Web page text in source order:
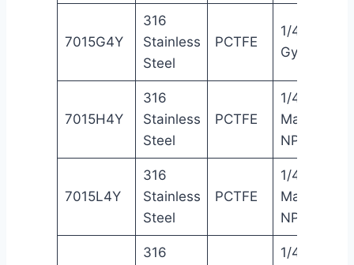
7015G4Y
316
Stainless
Steel
PCTFE
1/4″
Gyrolok®
7015H4Y
316
Stainless
Steel
PCTFE
1/4″
Male
NPT
7015L4Y
316
Stainless
Steel
PCTFE
1/4″
Male
NPT
316
1/4″